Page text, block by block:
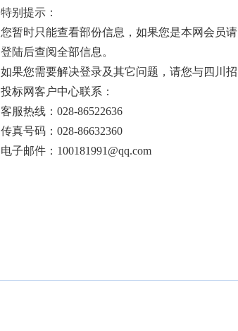
特别提示：
您暂时只能查看部份信息，如果您是本网会员请
登陆后查阅全部信息。
如果您需要解决登录及其它问题，请您与四川招
投标网客户中心联系：
客服热线：028-86522636
传真号码：028-86632360
电子邮件：100181991@qq.com